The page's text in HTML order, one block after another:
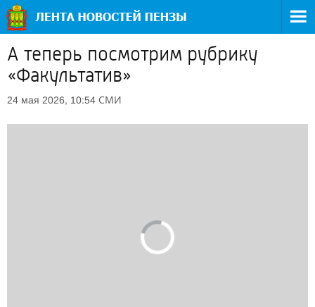
А теперь посмотрим рубрику
«Факультатив»
24 мая 2026, 10:54 СМИ